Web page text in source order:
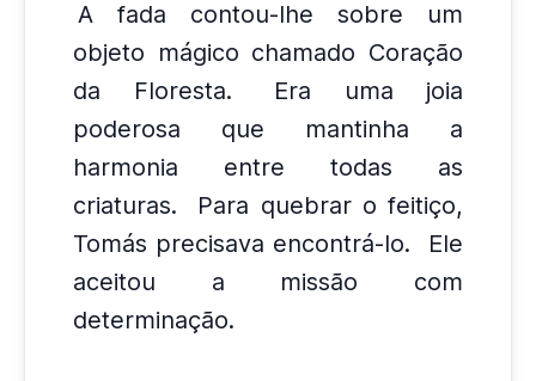
A fada contou-lhe sobre um
objeto mágico chamado Coração
da Floresta.
Era uma joia
poderosa que mantinha a
harmonia entre todas as
criaturas.
Para quebrar o feitiço,
Tomás precisava encontrá-lo.
Ele
aceitou a missão com
determinação.